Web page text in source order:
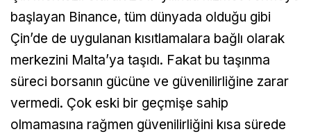
başlayan Binance, tüm dünyada olduğu gibi
Çin’de de uygulanan kısıtlamalara bağlı olarak
merkezini Malta’ya taşıdı. Fakat bu taşınma
süreci borsanın gücüne ve güvenilirliğine zarar
vermedi. Çok eski bir geçmişe sahip
olmamasına rağmen güvenilirliğini kısa sürede